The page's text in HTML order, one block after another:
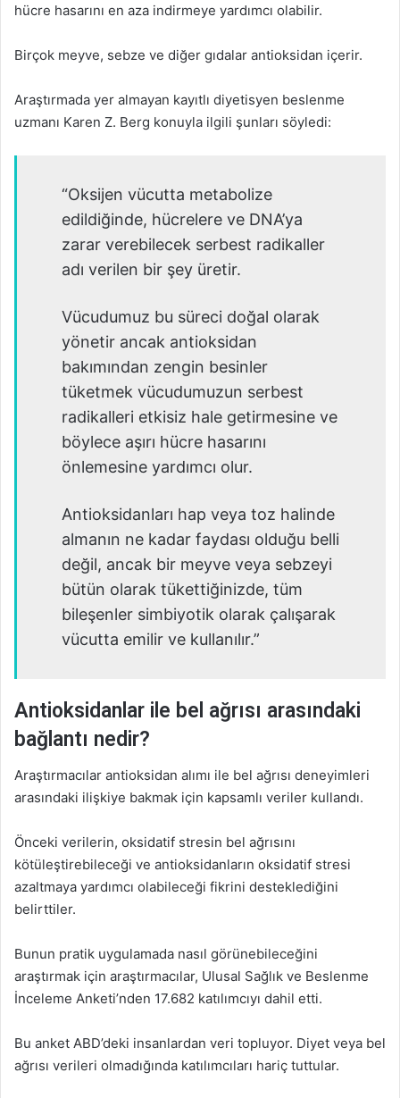
hücre hasarını en aza indirmeye yardımcı olabilir.
Birçok meyve, sebze ve diğer gıdalar antioksidan içerir.
Araştırmada yer almayan kayıtlı diyetisyen beslenme
uzmanı Karen Z. Berg konuyla ilgili şunları söyledi:
“Oksijen vücutta metabolize
edildiğinde, hücrelere ve DNA’ya
zarar verebilecek serbest radikaller
adı verilen bir şey üretir.
Vücudumuz bu süreci doğal olarak
yönetir ancak antioksidan
bakımından zengin besinler
tüketmek vücudumuzun serbest
radikalleri etkisiz hale getirmesine ve
böylece aşırı hücre hasarını
önlemesine yardımcı olur.
Antioksidanları hap veya toz halinde
almanın ne kadar faydası olduğu belli
değil, ancak bir meyve veya sebzeyi
bütün olarak tükettiğinizde, tüm
bileşenler simbiyotik olarak çalışarak
vücutta emilir ve kullanılır.”
Antioksidanlar ile bel ağrısı arasındaki
bağlantı nedir?
Araştırmacılar antioksidan alımı ile bel ağrısı deneyimleri
arasındaki ilişkiye bakmak için kapsamlı veriler kullandı.
Önceki verilerin, oksidatif stresin bel ağrısını
kötüleştirebileceği ve antioksidanların oksidatif stresi
azaltmaya yardımcı olabileceği fikrini desteklediğini
belirttiler.
Bunun pratik uygulamada nasıl görünebileceğini
araştırmak için araştırmacılar, Ulusal Sağlık ve Beslenme
İnceleme Anketi’nden 17.682 katılımcıyı dahil etti.
Bu anket ABD’deki insanlardan veri topluyor. Diyet veya bel
ağrısı verileri olmadığında katılımcıları hariç tuttular.